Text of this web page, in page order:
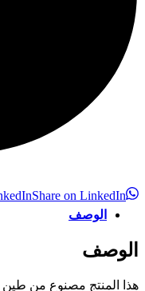
Share on LinkedIn
الوصف
الوصف
هذا المنتج مصنوع من طين